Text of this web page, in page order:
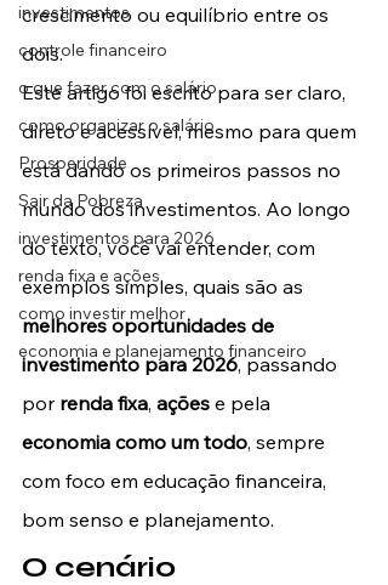
investimentos
controle financeiro
o que fazer com o salário
como organizar o salário
Prosperidade
Sair da Pobreza
investimentos para 2026
renda fixa e ações
como investir melhor
economia e planejamento financeiro
crescimento ou equilíbrio entre os
dois.
Este artigo foi escrito para ser claro,
direto e acessível, mesmo para quem
está dando os primeiros passos no
mundo dos investimentos. Ao longo
do texto, você vai entender, com
exemplos simples, quais são as
melhores oportunidades de
investimento para 2026, passando
por renda fixa, ações e pela
economia como um todo, sempre
com foco em educação financeira,
bom senso e planejamento.
O cenário